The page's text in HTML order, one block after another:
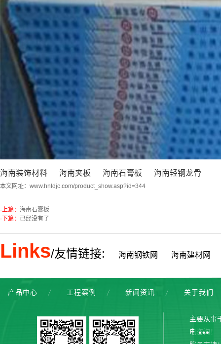
海南装饰材料 海南夹板 海南石膏板 海南轻钢龙骨
本文网址： www.hnldjc.com/product_show.asp?id=344
·上篇： 海南石膏板
·下篇： 已经没有了
Links/友情链接: 海南钢铁网 海南建材网
产品中心 工程案例 新闻资讯 关于我们
主要从事
电咨询！